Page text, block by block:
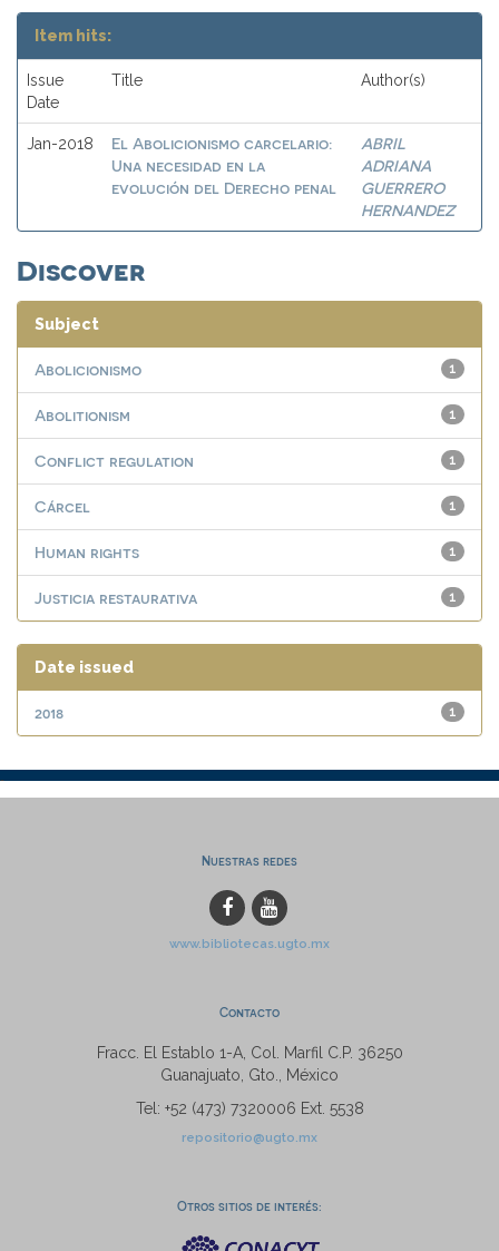
Item hits:
Issue
Date
Title Author(s)
Jan-2018
El Abolicionismo carcelario:
Una necesidad en la
evolución del Derecho penal
ABRIL
ADRIANA
GUERRERO
HERNANDEZ
Discover
Subject
1
Abolicionismo
1
Abolitionism
1
Conflict regulation
1
Cárcel
1
Human rights
1
Justicia restaurativa
Date issued
1
2018
Nuestras redes
www.bibliotecas.ugto.mx
Contacto
Fracc. El Establo 1-A, Col. Marfil C.P. 36250
Guanajuato, Gto., México
Tel: +52 (473) 7320006 Ext. 5538
repositorio@ugto.mx
Otros sitios de interés: